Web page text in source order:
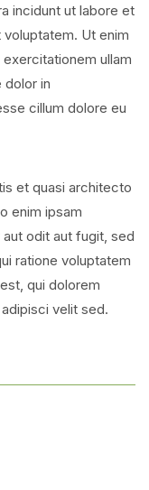
incidunt ut labore et
Ut enim
ullam
dolor in
cillum dolore eu
et quasi architecto
enim ipsam
odit aut fugit, sed
ratione voluptatem
qui dolorem
velit sed.